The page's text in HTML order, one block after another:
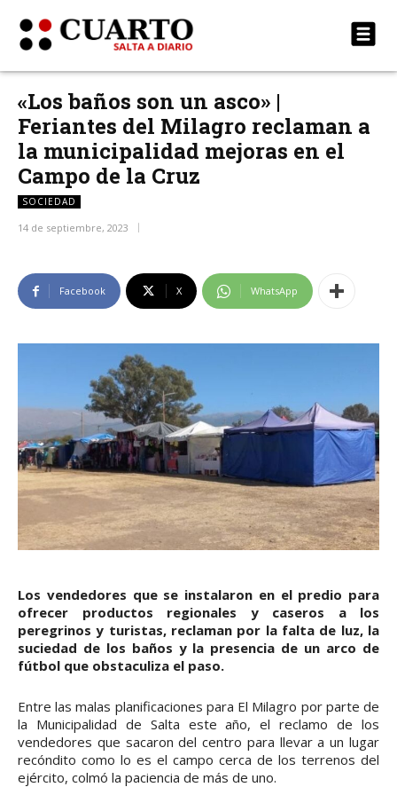
«Los baños son un asco» |
Feriantes del Milagro reclaman a
la municipalidad mejoras en el
Campo de la Cruz
SOCIEDAD
14 de septiembre, 2023
Facebook X WhatsApp
Los vendedores que se instalaron en el predio para
ofrecer productos regionales y caseros a los
peregrinos y turistas, reclaman por la falta de luz, la
suciedad de los baños y la presencia de un arco de
fútbol que obstaculiza el paso.
Entre las malas planificaciones para El Milagro por parte de
la Municipalidad de Salta este año, el reclamo de los
vendedores que sacaron del centro para llevar a un lugar
recóndito como lo es el campo cerca de los terrenos del
ejército, colmó la paciencia de más de uno.